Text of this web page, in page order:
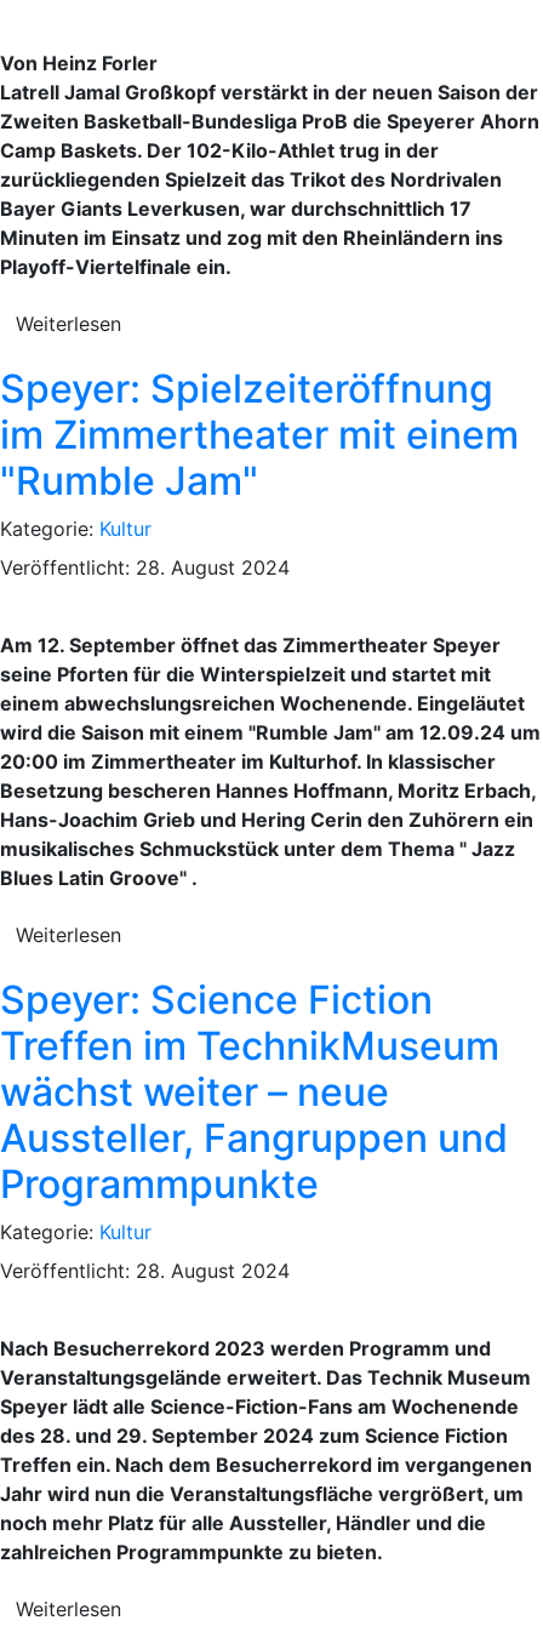
Von Heinz Forler
Latrell Jamal Großkopf verstärkt in der neuen Saison der
Zweiten Basketball-Bundesliga ProB die Speyerer Ahorn
Camp Baskets. Der 102-Kilo-Athlet trug in der
zurückliegenden Spielzeit das Trikot des Nordrivalen
Bayer Giants Leverkusen, war durchschnittlich 17
Minuten im Einsatz und zog mit den Rheinländern ins
Playoff-Viertelfinale ein.
Weiterlesen
Speyer: Spielzeiteröffnung
im Zimmertheater mit einem
"Rumble Jam"
Kategorie: Kultur
Veröffentlicht: 28. August 2024
Am 12. September öffnet das Zimmertheater Speyer
seine Pforten für die Winterspielzeit und startet mit
einem abwechslungsreichen Wochenende. Eingeläutet
wird die Saison mit einem "Rumble Jam" am 12.09.24 um
20:00 im Zimmertheater im Kulturhof. In klassischer
Besetzung bescheren Hannes Hoffmann, Moritz Erbach,
Hans-Joachim Grieb und Hering Cerin den Zuhörern ein
musikalisches Schmuckstück unter dem Thema " Jazz
Blues Latin Groove" .
Weiterlesen
Speyer: Science Fiction
Treffen im TechnikMuseum
wächst weiter – neue
Aussteller, Fangruppen und
Programmpunkte
Kategorie: Kultur
Veröffentlicht: 28. August 2024
Nach Besucherrekord 2023 werden Programm und
Veranstaltungsgelände erweitert. Das Technik Museum
Speyer lädt alle Science-Fiction-Fans am Wochenende
des 28. und 29. September 2024 zum Science Fiction
Treffen ein. Nach dem Besucherrekord im vergangenen
Jahr wird nun die Veranstaltungsfläche vergrößert, um
noch mehr Platz für alle Aussteller, Händler und die
zahlreichen Programmpunkte zu bieten.
Weiterlesen